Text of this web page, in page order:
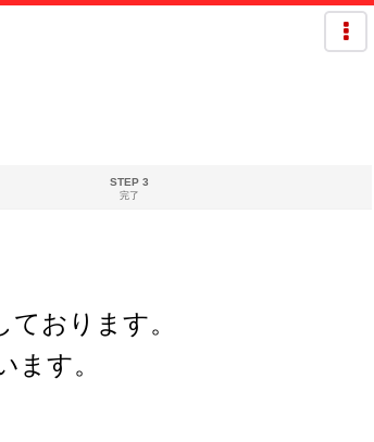
STEP 3
完了
おります。
す。